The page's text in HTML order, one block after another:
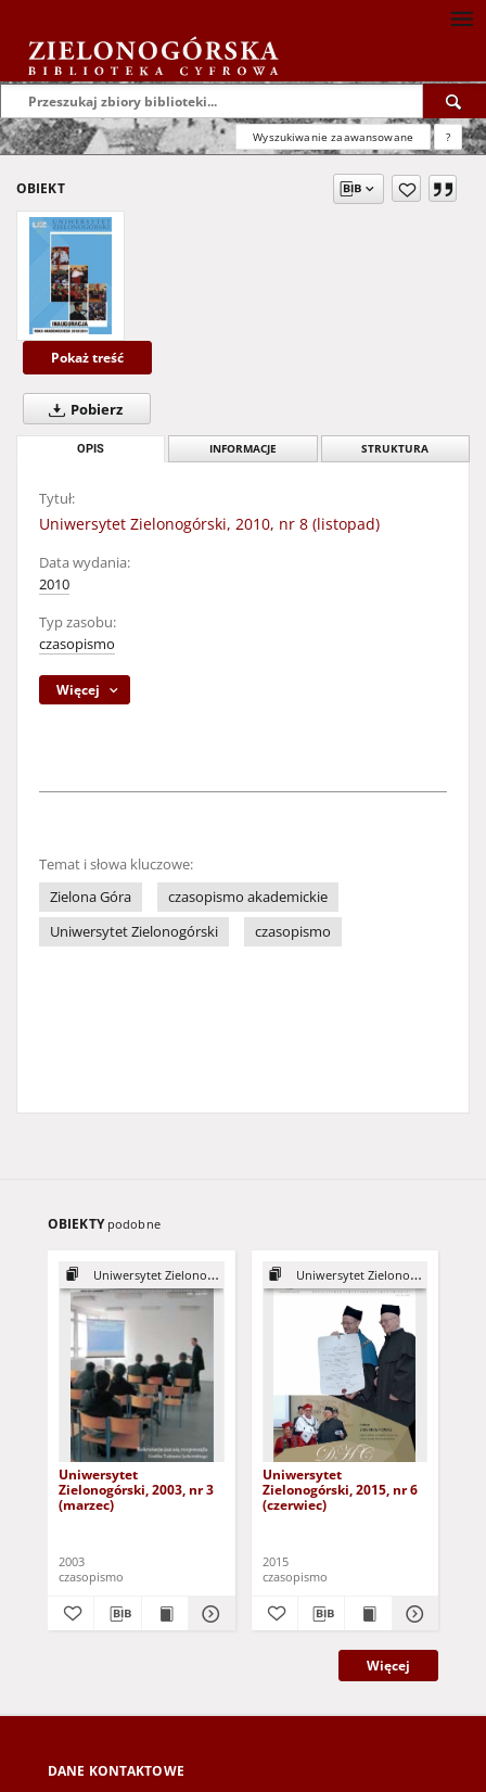
Wyszukiwanie zaawansowane ?
OBIEKT
Pokaż treść
Pobierz
OPIS INFORMACJE STRUKTURA
Tytuł:
Uniwersytet Zielonogórski, 2010, nr 8 (listopad)
Data wydania:
2010
Typ zasobu:
czasopismo
Więcej
Temat i słowa kluczowe:
Zielona Góra
czasopismo akademickie
Uniwersytet Zielonogórski
czasopismo
OBIEKTY podobne
Uniwersytet Zielonogórski, 2003
Uniwersytet
Zielonogórski, 2003, nr 3
(marzec)
2003
czasopismo
Uniwersytet Zielonogórski, 2015
Uniwersytet
Zielonogórski, 2015, nr 6
(czerwiec)
2015
czasopismo
Więcej
DANE KONTAKTOWE